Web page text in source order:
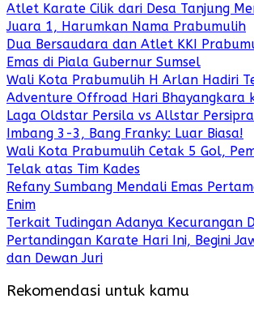
Atlet Karate Cilik dari Desa Tanjung
Juara 1, Harumkan Nama Prabumulih
Dua Bersaudara dan Atlet KKI
Emas di Piala Gubernur Sumsel
Wali Kota Prabumulih H Arlan Hadiri
Adventure Offroad Hari Bhayangkara
Laga Oldstar Persila vs Allstar
Imbang 3-3, Bang Franky: Luar Biasa!
Wali Kota Prabumulih Cetak 5 Gol,
Telak atas Tim Kades
Refany Sumbang Mendali Emas
Enim
Terkait Tudingan Adanya Kecurangan
Pertandingan Karate Hari Ini, Begini
dan Dewan Juri
Rekomendasi untuk kamu